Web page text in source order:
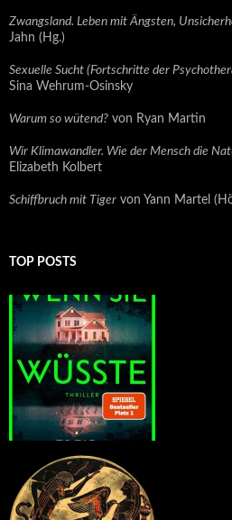
Zwangsland. Leben mit Ängsten,
Jahn (Hg.)
Sexuelle Sucht (Fortschritte der
Sina Wehrum-Osinsky
Warum so wütend? von Ryan Martin
Wir Klimawandler. Wie der Mensch die
Elizabeth Kolbert
Schiffbruch mit Tiger von Yann Martel
TOP POSTS